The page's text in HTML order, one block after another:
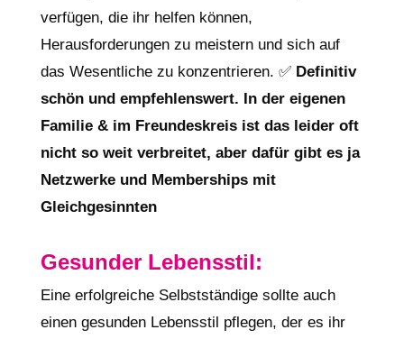
verfügen, die ihr helfen können,
Herausforderungen zu meistern und sich auf
das Wesentliche zu konzentrieren. ✅ Definitiv
schön und empfehlenswert. In der eigenen
Familie & im Freundeskreis ist das leider oft
nicht so weit verbreitet, aber dafür gibt es ja
Netzwerke und Memberships mit
Gleichgesinnten
Gesunder Lebensstil:
Eine erfolgreiche Selbstständige sollte auch
einen gesunden Lebensstil pflegen, der es ihr